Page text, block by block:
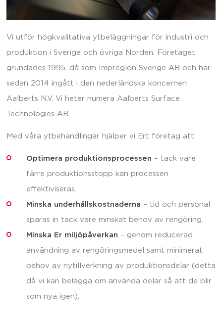
Vi utför högkvalitativa ytbeläggningar för industri och
produktion i Sverige och övriga Norden. Företaget
grundades 1995, då som Impreglon Sverige AB och har
sedan 2014 ingått i den nederländska koncernen
Aalberts N.V. Vi heter numera Aalberts Surface
Technologies AB.
Med våra ytbehandlingar hjälper vi Ert företag att:
Optimera produktionsprocessen – tack vare
färre produktionsstopp kan processen
effektiviseras.
Minska underhållskostnaderna – tid och personal
sparas in tack vare minskat behov av rengöring.
Minska Er miljöpåverkan – genom reducerad
användning av rengöringsmedel samt minimerat
behov av nytillverkning av produktionsdelar (detta
då vi kan belägga om använda delar så att de blir
som nya igen).